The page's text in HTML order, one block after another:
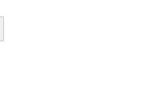
(Склад: